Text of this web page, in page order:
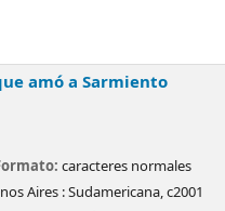
amó a Sarmiento
caracteres normales
Aires :Sudamericana,c2001